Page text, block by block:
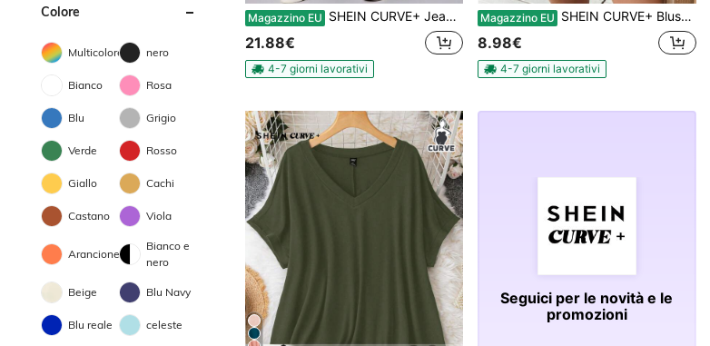
Colore
Multicolore nero
Bianco Rosa
Blu Grigio
Verde Rosso
Giallo Cachi
Castano Viola
Arancione
Bianco e
nero
Beige Blu Navy
Blu reale celeste
Magazzino EU SHEIN CURVE+ Jeans casual elasticizzati in maglia di jeans per donne taglie forti
21.88€
4-7 giorni lavorativi
Magazzino EU SHEIN CURVE+ Blusa oversize da donna, maniche corte con volant, orlo ampio, casual, adatta per vacanze al mare, spiaggia, vacanze estive, laurea, tea festa, stile country, spiaggia, abbigliamento da spiaggia
8.98€
4-7 giorni lavorativi
Seguici per le novità e le
promozioni